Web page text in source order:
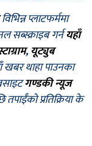
विभिन्न प्लाटफर्ममा
सब्स्क्राइब गर्नयहाँ
, यूट्युब
खबर थाहा पाउनका
गण्डकी न्यूज
तपाईँको प्रतिक्रिया के